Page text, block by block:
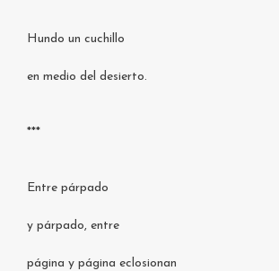
Hundo un cuchillo
en medio del desierto.
***
Entre párpado
y párpado, entre
página y página eclosionan